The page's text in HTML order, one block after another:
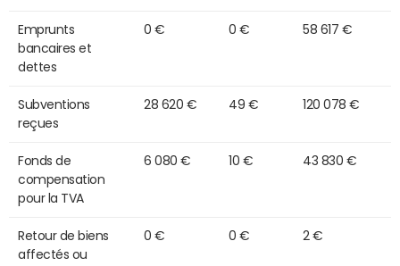
Emprunts
bancaires et
dettes
0 € 0 € 58 617 €
Subventions
reçues
28 620 € 49 € 120 078 €
Fonds de
compensation
pour la TVA
6 080 € 10 € 43 830 €
Retour de biens
affectés ou
0 € 0 € 2 €